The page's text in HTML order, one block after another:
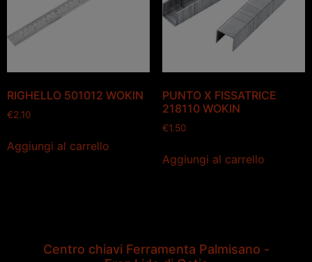
RIGHELLO 501012 WOKIN
€2.10
Aggiungi al carrello
PUNTO X FISSATRICE
218110 WOKIN
€1.50
Aggiungi al carrello
Centro chiavi Ferramenta Palmisano -